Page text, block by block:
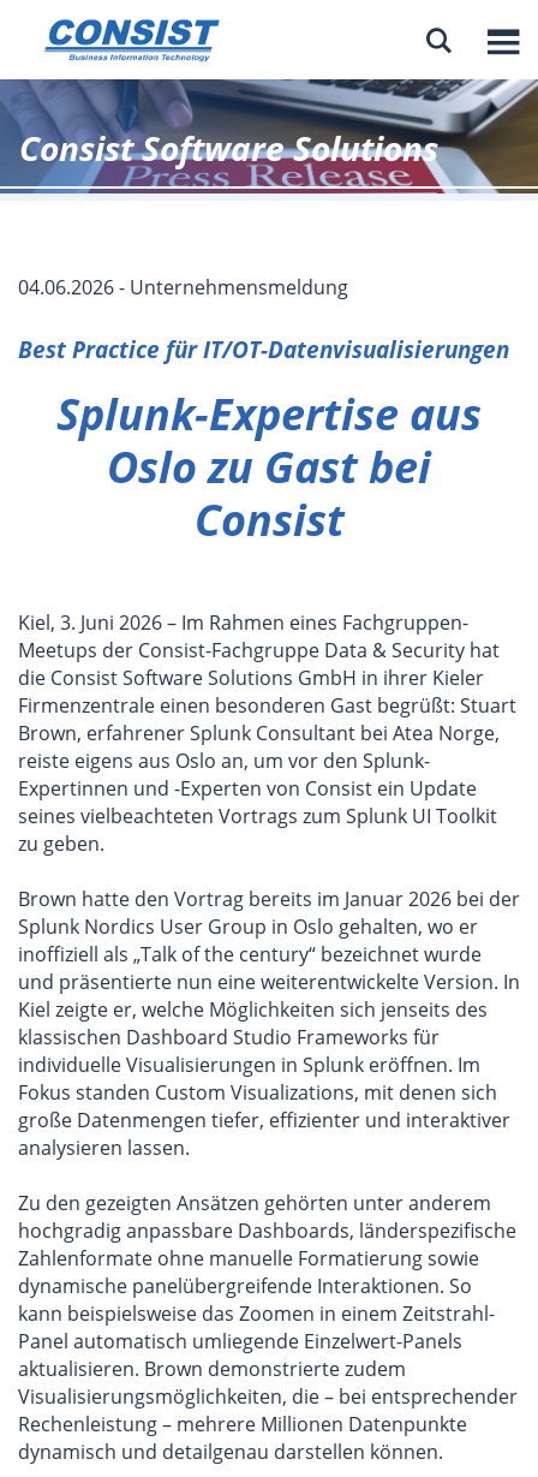

Consist Software Solutions
04.06.2026 - Unternehmensmeldung
Best Practice für IT/OT-Datenvisualisierungen
Splunk-Expertise aus
Oslo zu Gast bei
Consist
Kiel, 3. Juni 2026 – Im Rahmen eines Fachgruppen-
Meetups der Consist-Fachgruppe Data & Security hat
die Consist Software Solutions GmbH in ihrer Kieler
Firmenzentrale einen besonderen Gast begrüßt: Stuart
Brown, erfahrener Splunk Consultant bei Atea Norge,
reiste eigens aus Oslo an, um vor den Splunk-
Expertinnen und -Experten von Consist ein Update
seines vielbeachteten Vortrags zum Splunk UI Toolkit
zu geben.
Brown hatte den Vortrag bereits im Januar 2026 bei der
Splunk Nordics User Group in Oslo gehalten, wo er
inoffiziell als „Talk of the century“ bezeichnet wurde
und präsentierte nun eine weiterentwickelte Version. In
Kiel zeigte er, welche Möglichkeiten sich jenseits des
klassischen Dashboard Studio Frameworks für
individuelle Visualisierungen in Splunk eröffnen. Im
Fokus standen Custom Visualizations, mit denen sich
große Datenmengen tiefer, effizienter und interaktiver
analysieren lassen.
Zu den gezeigten Ansätzen gehörten unter anderem
hochgradig anpassbare Dashboards, länderspezifische
Zahlenformate ohne manuelle Formatierung sowie
dynamische panelübergreifende Interaktionen. So
kann beispielsweise das Zoomen in einem Zeitstrahl-
Panel automatisch umliegende Einzelwert-Panels
aktualisieren. Brown demonstrierte zudem
Visualisierungsmöglichkeiten, die – bei entsprechender
Rechenleistung – mehrere Millionen Datenpunkte
dynamisch und detailgenau darstellen können.